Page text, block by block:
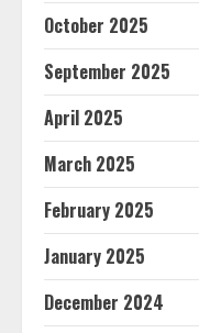
October 2025
September 2025
April 2025
March 2025
February 2025
January 2025
December 2024